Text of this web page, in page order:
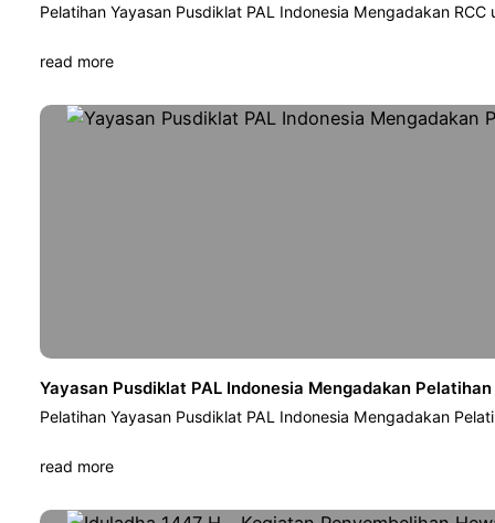
Pelatihan Yayasan Pusdiklat PAL Indonesia Mengadakan
read more
Yayasan Pusdiklat PAL Indonesia Mengadakan
Pelatihan Yayasan Pusdiklat PAL Indonesia Mengadakan
read more